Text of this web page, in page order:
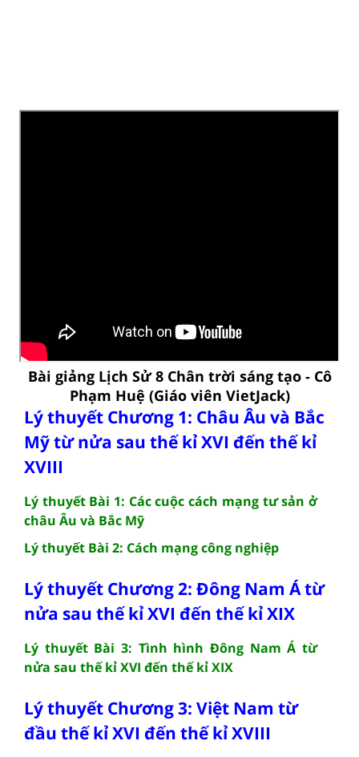
Bài giảng Lịch Sử 8 Chân trời sáng tạo - Cô
Phạm Huệ (Giáo viên VietJack)
Lý thuyết Chương 1: Châu Âu và Bắc
Mỹ từ nửa sau thế kỉ XVI đến thế kỉ
XVIII
Lý thuyết Bài 1: Các cuộc cách mạng tư sản ở
châu Âu và Bắc Mỹ
Lý thuyết Bài 2: Cách mạng công nghiệp
Lý thuyết Chương 2: Đông Nam Á từ
nửa sau thế kỉ XVI đến thế kỉ XIX
Lý thuyết Bài 3: Tình hình Đông Nam Á từ
nửa sau thế kỉ XVI đến thế kỉ XIX
Lý thuyết Chương 3: Việt Nam từ
đầu thế kỉ XVI đến thế kỉ XVIII